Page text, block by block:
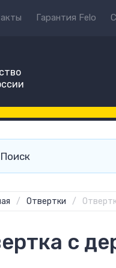
Гарантия Felo
/ Отвертки /
с